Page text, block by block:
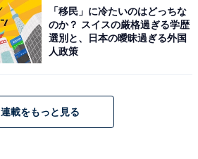
「移民」に冷たいのはどっちな
のか？ スイスの厳格過ぎる学歴
選別と、日本の曖昧過ぎる外国
人政策
連載をもっと見る